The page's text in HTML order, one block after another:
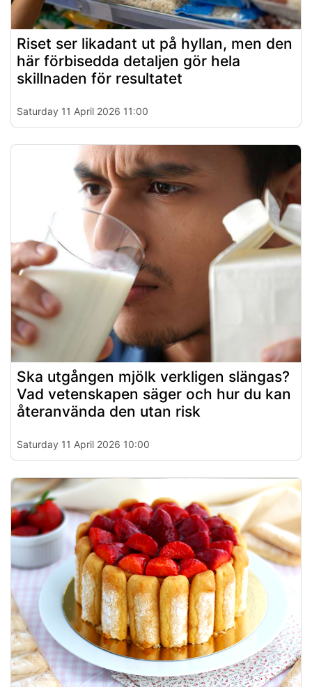
Riset ser likadant ut på hyllan, men den
här förbisedda detaljen gör hela
skillnaden för resultatet
Saturday 11 April 2026 11:00
Ska utgången mjölk verkligen slängas?
Vad vetenskapen säger och hur du kan
återanvända den utan risk
Saturday 11 April 2026 10:00